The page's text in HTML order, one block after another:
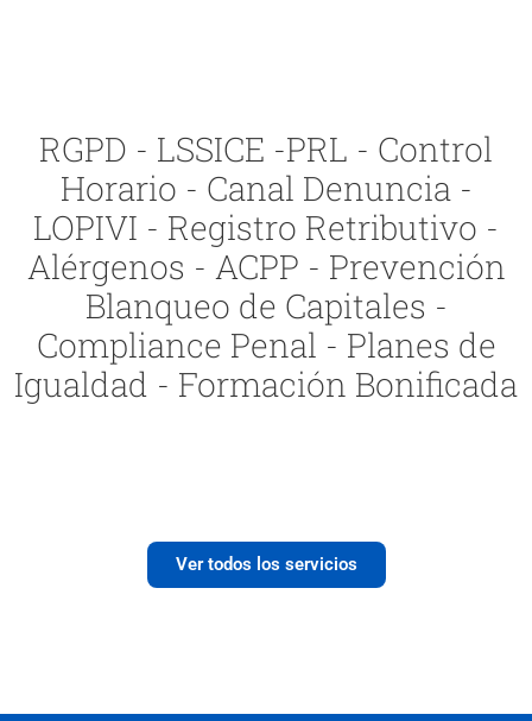
RGPD - LSSICE -PRL - Control
Horario - Canal Denuncia -
LOPIVI - Registro Retributivo -
Alérgenos - ACPP - Prevención
Blanqueo de Capitales -
Compliance Penal - Planes de
Igualdad - Formación Bonificada
Ver todos los servicios